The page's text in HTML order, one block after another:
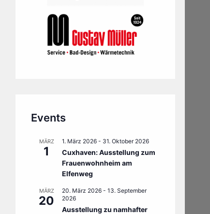
Events
MÄRZ
1
1. März 2026 - 31. Oktober 2026
Cuxhaven: Ausstellung zum
Frauenwohnheim am
Elfenweg
MÄRZ
20
20. März 2026 - 13. September
2026
Ausstellung zu namhafter